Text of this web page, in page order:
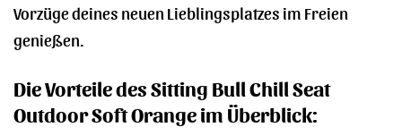
Vorzüge deines neuen Lieblingsplatzes im Freien
genießen.
Die Vorteile des Sitting Bull Chill Seat
Outdoor Soft Orange im Überblick: